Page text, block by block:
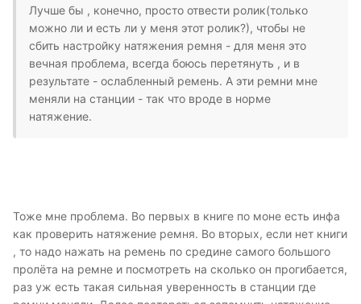
Лучше бы , конечно, просто отвести ролик(только
можно ли и есть ли у меня этот ролик?), чтобы не
сбить настройку натяжения ремня - для меня это
вечная проблема, всегда боюсь перетянуть , и в
результате - ослабленный ремень. А эти ремни мне
меняли на станции - так что вроде в норме
натяжение.
Тоже мне проблема. Во первых в книге по моне есть инфа
как проверить натяжение ремня. Во вторых, если нет книги
, то надо нажать на ремень по средине самого большого
пролёта на ремне и посмотреть на сколько он прогибается,
раз уж есть такая сильная уверенность в станции где